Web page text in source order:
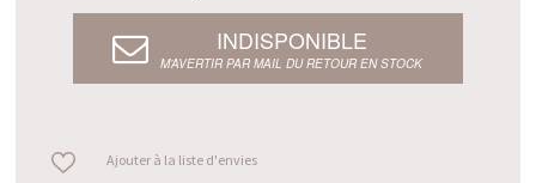
INDISPONIBLE
M’AVERTIR PAR MAIL DU RETOUR EN STOCK
Ajouter à la liste d'envies